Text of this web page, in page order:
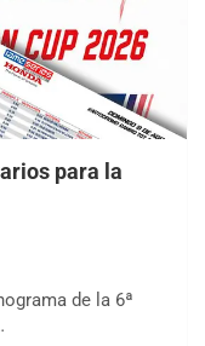
para la
de la 6ª